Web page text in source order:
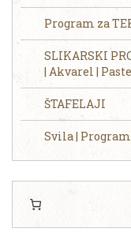
Program za
SLIKARSKI
| Akvarel |
ŠTAFELAJI
Svila |